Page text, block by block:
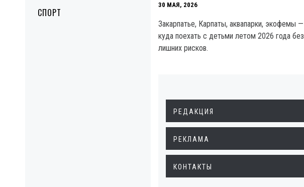
СПОРТ
30 МАЯ, 2026
Закарпатье, Карпаты, аквапарки, экофемы —
куда поехать с детьми летом 2026 года без
лишних рисков.
РЕДАКЦИЯ
РЕКЛАМА
КОНТАКТЫ